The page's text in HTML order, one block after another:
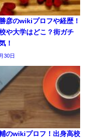
彦のwikiプロフや経歴！
や大学はどこ？街ガチ
！
30日
のwikiプロフ！出身高校